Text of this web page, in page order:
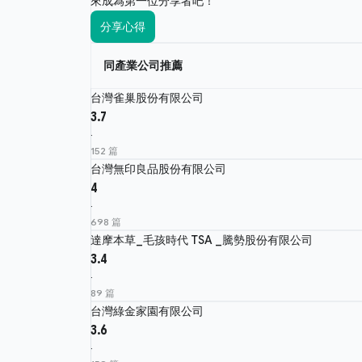
分享心得
同產業公司推薦
台灣雀巢股份有限公司
3.7
·
152 篇
台灣無印良品股份有限公司
4
·
698 篇
達摩本草_毛孩時代 TSA _騰勢股份有限公司
3.4
·
89 篇
台灣綠金家園有限公司
3.6
·